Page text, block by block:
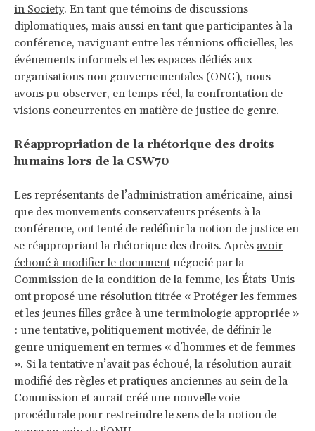
in Society. En tant que témoins de discussions
diplomatiques, mais aussi en tant que participantes à la
conférence, naviguant entre les réunions officielles, les
événements informels et les espaces dédiés aux
organisations non gouvernementales (ONG), nous
avons pu observer, en temps réel, la confrontation de
visions concurrentes en matière de justice de genre.
Réappropriation de la rhétorique des droits
humains lors de la CSW70
Les représentants de l’administration américaine, ainsi
que des mouvements conservateurs présents à la
conférence, ont tenté de redéfinir la notion de justice en
se réappropriant la rhétorique des droits. Après avoir
échoué à modifier le document négocié par la
Commission de la condition de la femme, les États-Unis
ont proposé une résolution titrée « Protéger les femmes
et les jeunes filles grâce à une terminologie appropriée »
: une tentative, politiquement motivée, de définir le
genre uniquement en termes « d’hommes et de femmes
». Si la tentative n’avait pas échoué, la résolution aurait
modifié des règles et pratiques anciennes au sein de la
Commission et aurait créé une nouvelle voie
procédurale pour restreindre le sens de la notion de